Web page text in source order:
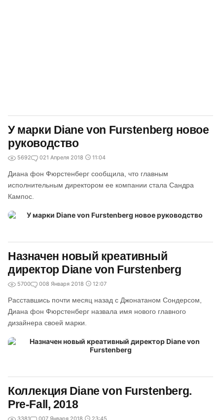
У марки Diane von Furstenberg новое
руководство
5692 021 Апреля 2018 11:04
Диана фон Фюрстенберг сообщила, что главным
исполнительным директором ее компании стала Сандра
Кампос.
Назначен новый креативный
директор Diane von Furstenberg
5700 008 Января 2018 12:07
Расставшись почти месяц назад с Джонатаном Сондерсом,
Диана фон Фюрстенберг назвала имя нового главного
дизайнера своей марки.
Коллекция Diane von Furstenberg.
Pre-Fall, 2018
3381 007 Января 2018 23:45